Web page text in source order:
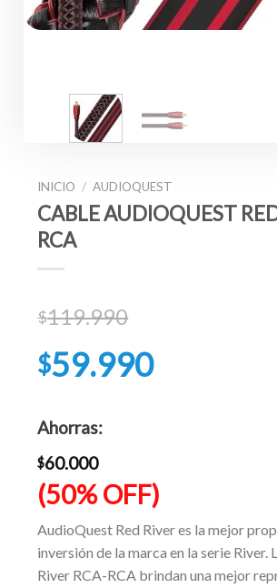
INICIO / AUDIOQUEST
CABLE AUDIOQUEST
RCA
$119.990
El
precio
era:
$119.990.
$59.990
precio
actual
es:
$59.990.
Ahorras:
$60.000
(50% OFF)
AudioQuest Red River es la mejor
inversión de la marca en la serie River.
River RCA-RCA brindan una mejor